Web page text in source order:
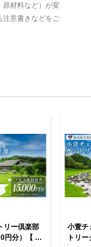
原材料など）が変
注意書きなどをご
リー倶楽部
円分）【 岐
小萱チ
トリ